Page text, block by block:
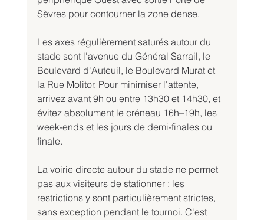
Sèvres pour contourner la zone dense.
Les axes régulièrement saturés autour du
stade sont l'avenue du Général Sarrail, le
Boulevard d'Auteuil, le Boulevard Murat et
la Rue Molitor. Pour minimiser l'attente,
arrivez avant 9h ou entre 13h30 et 14h30, et
évitez absolument le créneau 16h–19h, les
week-ends et les jours de demi-finales ou
finale.
La voirie directe autour du stade ne permet
pas aux visiteurs de stationner : les
restrictions y sont particulièrement strictes,
sans exception pendant le tournoi. C'est